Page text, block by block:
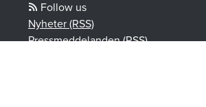
Follow us
Nyheter (RSS)
Pressmeddelanden (RSS)